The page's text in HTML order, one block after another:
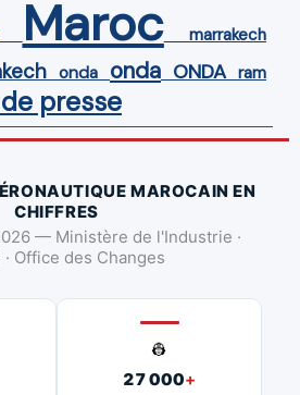
Maroc marrakech
onda onda ONDA ram
presse
MAROCAIN EN
CHIFFRES
— Ministère de l'Industrie ·
· Office des Changes
👷
27 000+